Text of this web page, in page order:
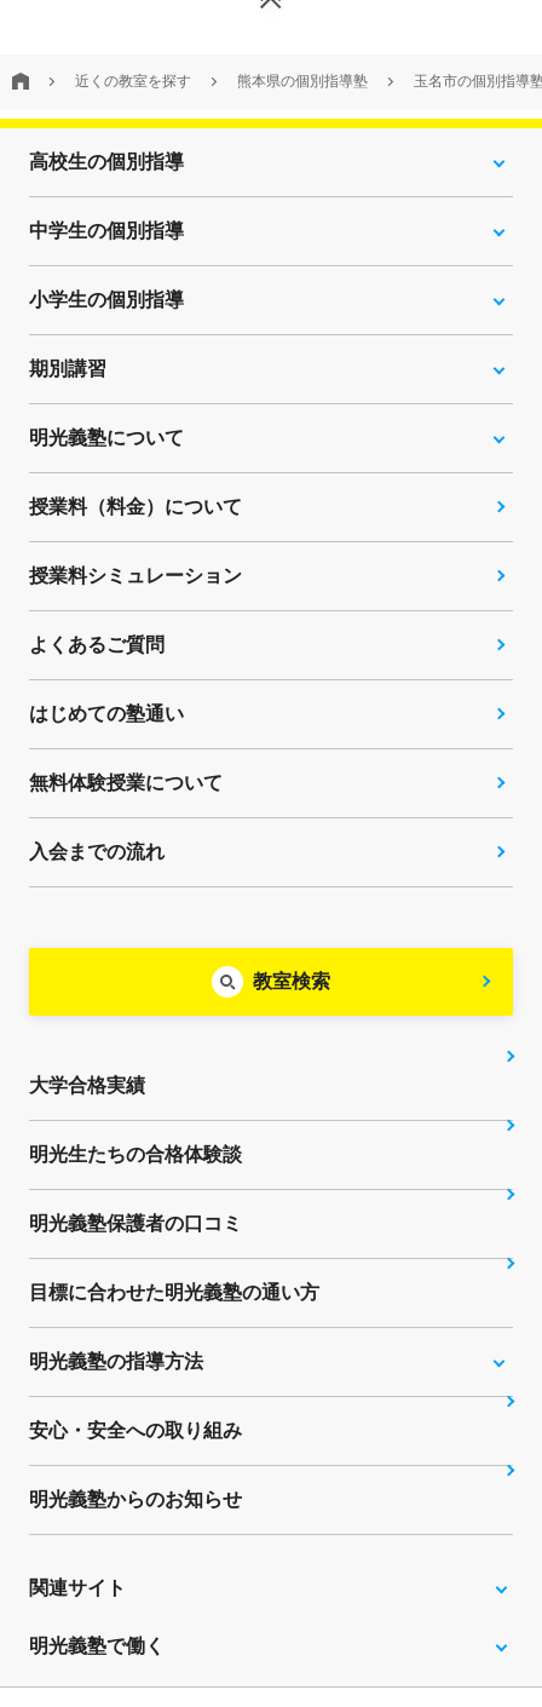
近くの教室を探す 熊本県の個別指導塾 玉名市の個別指導
高校生の個別指導
中学生の個別指導
小学生の個別指導
期別講習
明光義塾について
授業料（料金）について
授業料シミュレーション
よくあるご質問
はじめての塾通い
無料体験授業について
入会までの流れ
教室検索
大学合格実績
明光生たちの合格体験談
明光義塾保護者の口コミ
目標に合わせた明光義塾の通い方
明光義塾の指導方法
安心・安全への取り組み
明光義塾からのお知らせ
関連サイト
明光義塾で働く